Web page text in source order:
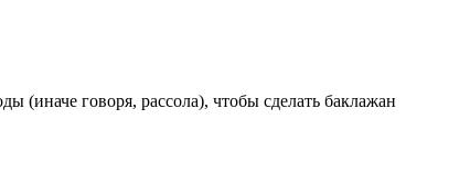
(иначе говоря, рассола), чтобы сделать баклажан